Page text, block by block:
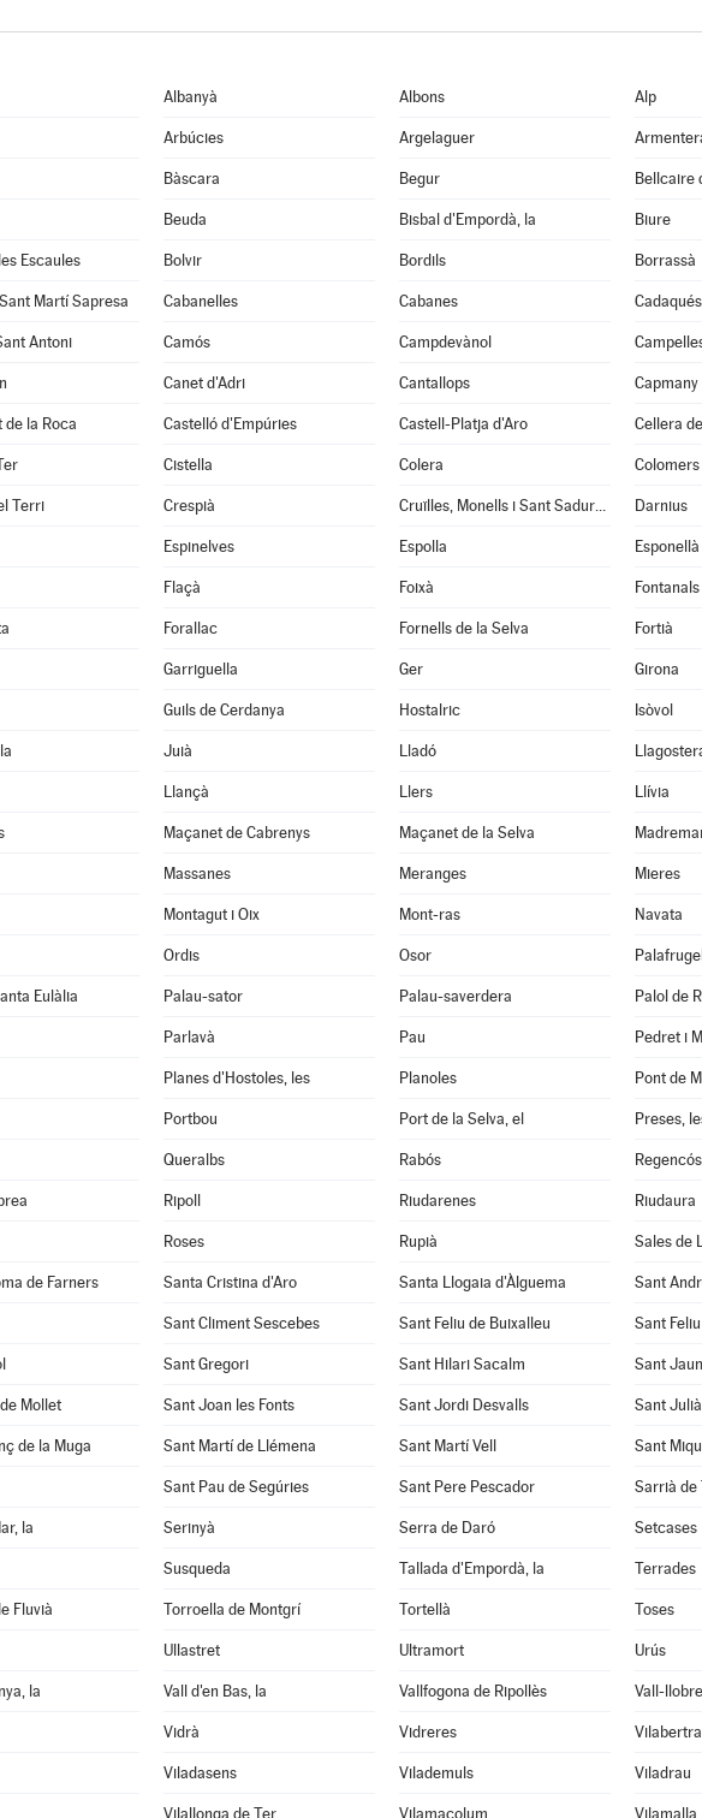
Albanyà Albons Alp
Arbúcies Argelaguer
Bàscara Begur Bellcaire
Beuda Bisbal d'Empordà, la Biure
Escaules Bolvir Bordils Borrassà
Martí Sapresa Cabanelles Cabanes Cadaqués
Antoni Camós Campdevànol
Canet d'Adri Cantallops Capmany
de la Roca Castelló d'Empúries Castell-Platja d'Aro Cellera
Cistella Colera Colomers
Terri Crespià Cruïlles, Monells i Sant Sadurní de l'Heura Darnius
Espinelves Espolla Esponellà
Flaçà Foixà
Forallac Fornells de la Selva Fortià
Garriguella Ger Girona
Guils de Cerdanya Hostalric Isòvol
Juià Lladó
Llançà Llers Llívia
Maçanet de Cabrenys Maçanet de la Selva
Massanes Meranges Mieres
Montagut i Oix Mont-ras Navata
Ordis Osor Palafrugell
Eulàlia Palau-sator Palau-saverdera Palol de
Parlavà Pau Pedret i
Planes d'Hostoles, les Planoles Pont de
Portbou Port de la Selva, el Preses,
Queralbs Rabós Regencós
Ripoll Riudarenes Riudaura
Roses Rupià Sales de
de Farners Santa Cristina d'Aro Santa Llogaia d'Àlguema Sant
Sant Climent Sescebes Sant Feliu de Buixalleu Sant
Sant Gregori Sant Hilari Sacalm Sant
Mollet Sant Joan les Fonts Sant Jordi Desvalls Sant
de la Muga Sant Martí de Llémena Sant Martí Vell Sant
Sant Pau de Segúries Sant Pere Pescador Sarrià de
la Serinyà Serra de Daró Setcases
Susqueda Tallada d'Empordà, la Terrades
Fluvià Torroella de Montgrí Tortellà Toses
Ullastret Ultramort Urús
la Vall d'en Bas, la Vallfogona de Ripollès Vall-
Vidrà Vidreres
Viladasens Vilademuls Viladrau
Vilallonga de Ter Vilamacolum Vilamalla